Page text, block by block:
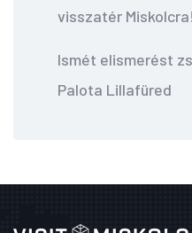
visszatér Miskolcra!
Ismét elismerést
Palota Lillafüred